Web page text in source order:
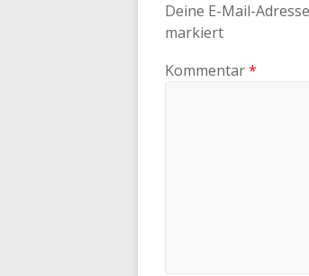
Deine E-Mail-
markiert
Kommentar*